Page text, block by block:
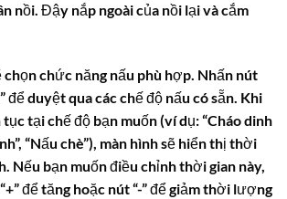
nồi. Đậy nắp ngoài của nồi lại và cắm
chọn chức năng nấu phù hợp. Nhấn nút
để duyệt qua các chế độ nấu có sẵn. Khi
tục tại chế độ bạn muốn (ví dụ: “Cháo dinh
“Nấu chè”), màn hình sẽ hiển thị thời
Nếu bạn muốn điều chỉnh thời gian này,
để tăng hoặc nút “-” để giảm thời lượng